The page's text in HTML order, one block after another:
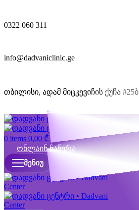
0322 060 311
info@dadvaniclinic.ge
თბილისი, ადამ მიცკევიჩის ქუჩა #25ბ
ონლაინ ჩაწერა
0 items 0,00 ₾
ონლაინ ჩაწერა
ᲛᲔᲜᲘᲣ